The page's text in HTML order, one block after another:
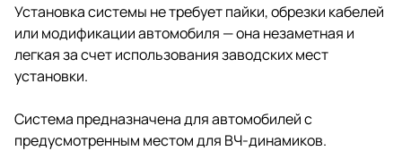
Установка системы не требует пайки, обрезки кабелей
или модификации автомобиля — она незаметная и
легкая за счет использования заводских мест
установки.
Система предназначена для автомобилей с
предусмотренным местом для ВЧ-динамиков.